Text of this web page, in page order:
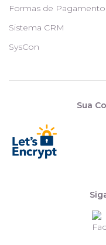
Formas de Pagamento
Sistema CRM
SysCon
Sua